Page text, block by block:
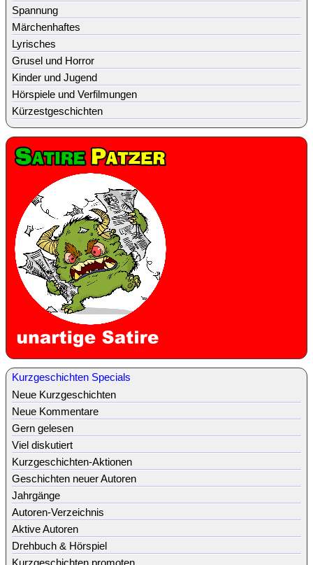
Spannung
Märchenhaftes
Lyrisches
Grusel und Horror
Kinder und Jugend
Hörspiele und Verfilmungen
Kürzestgeschichten
Kurzgeschichten Specials
Neue Kurzgeschichten
Neue Kommentare
Gern gelesen
Viel diskutiert
Kurzgeschichten-Aktionen
Geschichten neuer Autoren
Jahrgänge
Autoren-Verzeichnis
Aktive Autoren
Drehbuch & Hörspiel
Kurzgeschichten promoten